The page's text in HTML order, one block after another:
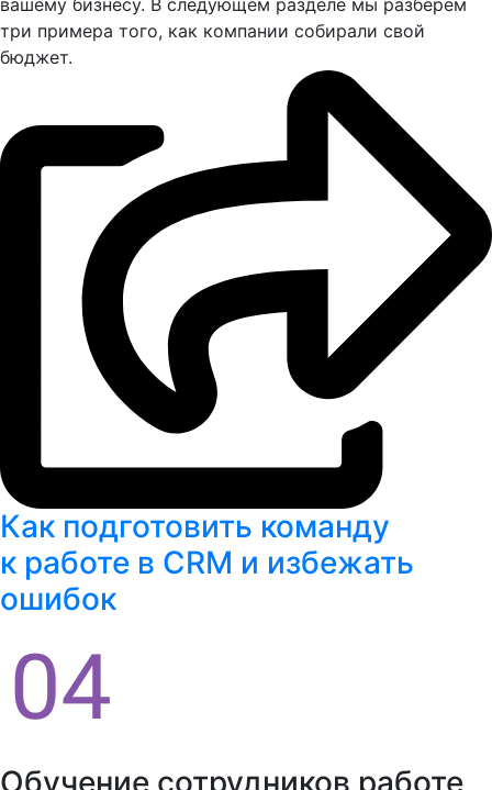
вашему бизнесу. В следующем разделе мы разберем
три примера того, как компании собирали свой
бюджет.
Как подготовить команду
к работе в CRM и избежать
ошибок
Обучение сотрудников работе